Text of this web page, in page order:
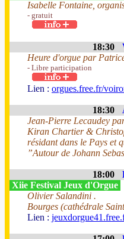
Isabelle Fontaine,
- gratuit
18:30
Heure d'orgue par
- Libre participation
Lien : orgues.free.fr/
18:30
Jean-Pierre Lecaudey
Kiran Chartier &
résidant dans le Pays et
”Autour de Johann
18:00
Xiie Festival Jeux d'Orgue
Olivier Salandini .
Bourges (cathédrale
Lien :